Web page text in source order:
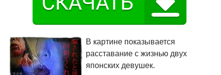
В картине показывается
расставание с жизнью двух
японских девушек.